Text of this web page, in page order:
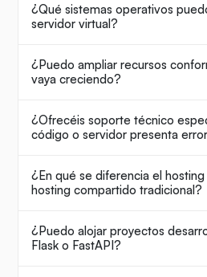
¿Qué sistemas operativos
servidor virtual?
¿Puedo ampliar recursos
vaya creciendo?
¿Ofrecéis soporte técnico
código o servidor presenta
¿En qué se diferencia el
hosting compartido tradicional?
¿Puedo alojar proyectos
Flask o FastAPI?